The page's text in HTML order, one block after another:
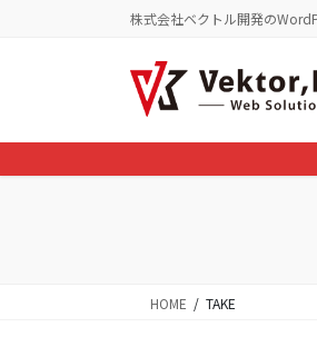
に
移
ョ
ン
株式会社ベクトル開発の
HOME TAKE